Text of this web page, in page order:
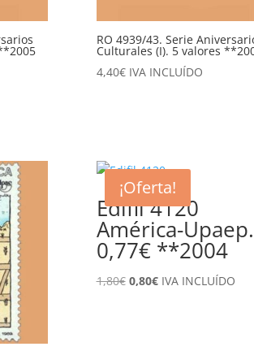
RO 4939/43. Serie
Culturales (I). 5 valores
4,40€ IVA INCLUÍDO
¡Oferta!
Edifil 4120
América-Upaep.
0,77€ **2004
1,80€ El
0,80€ElIVA INCLUÍDO